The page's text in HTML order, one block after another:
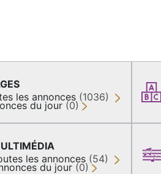
les annonces (1036)
du jour (0)
les annonces (54)
du jour (0)